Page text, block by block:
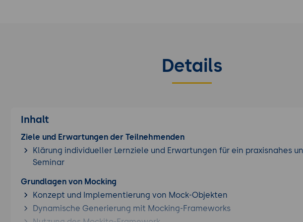
Details
Inhalt
Ziele und Erwartungen der Teilnehmenden
Klärung individueller Lernziele und Erwartungen für ein praxisnahes
Seminar
Grundlagen von Mocking
Konzept und Implementierung von Mock-Objekten
Dynamische Generierung mit Mocking-Frameworks